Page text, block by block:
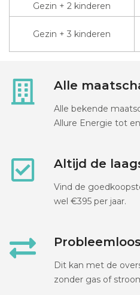
Gezin + 2 kinderen
Gezin + 3 kinderen
Alle
Alle bekende
Allure Energie tot
Altijd de
Vind de
wel €395 per jaar.
Dit kan met de
zonder gas of